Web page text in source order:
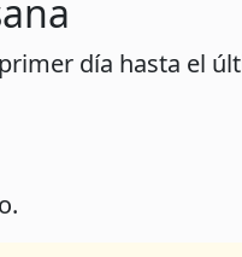
día hasta el